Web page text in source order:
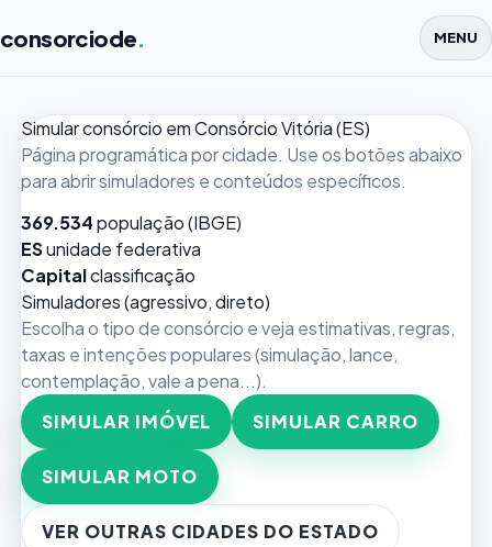
consorciode. MENU
Simular consórcio em Consórcio Vitória (ES)
Página programática por cidade. Use os botões abaixo
para abrir simuladores e conteúdos específicos.
369.534população (IBGE)
ESunidade federativa
Capitalclassificação
Simuladores (agressivo, direto)
Escolha o tipo de consórcio e veja estimativas, regras,
taxas e intenções populares (simulação, lance,
contemplação, vale a pena...).
SIMULAR IMÓVEL
SIMULAR CARRO
SIMULAR MOTO
VER OUTRAS CIDADES DO ESTADO